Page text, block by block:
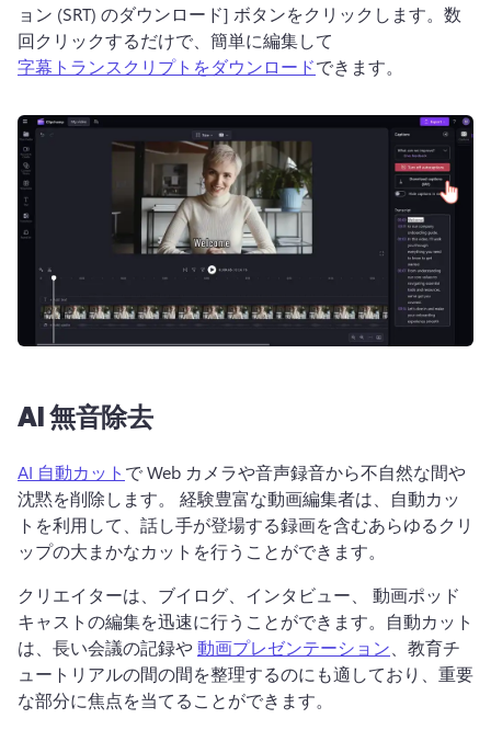
ョン (SRT) のダウンロード] ボタンをクリックします。 数
回クリックするだけで、簡単に編集して
字幕トランスクリプトをダウンロードできます。
AI 無音除去
AI 自動カット で Web カメラや音声録音から不自然な間や
沈黙を削除します。 経験豊富な動画編集者は、自動カッ
トを利用して、話し手が登場する録画を含むあらゆるクリ
ップの大まかなカットを行うことができます。
クリエイターは、ブイログ、インタビュー、 動画ポッド
キャストの編集を迅速に行うことができます。自動カット
は、長い会議の記録や 動画プレゼンテーション 、教育チ
ュートリアルの間の間を整理するのにも適しており、重要
な部分に焦点を当てることができます。